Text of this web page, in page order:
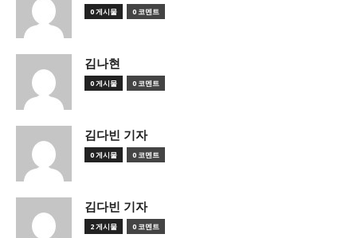
0 게시물 0 코멘트
김나현
0 게시물 0 코멘트
김다빈 기자
0 게시물 0 코멘트
김다빈 기자
2 게시물 0 코멘트